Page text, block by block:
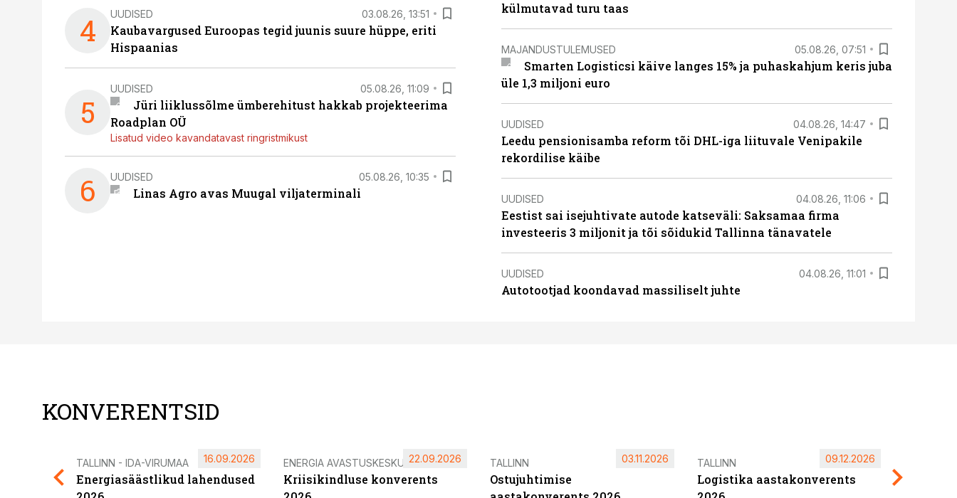
4 UUDISED 03.08.26, 13:51
Kaubavargused Euroopas tegid juunis suure hüppe, eriti
Hispaanias
5
UUDISED 05.08.26, 11:09
Jüri liiklussõlme ümberehitust hakkab projekteerima
Roadplan OÜ
Lisatud video kavandatavast ringristmikust
6 UUDISED 05.08.26, 10:35
Linas Agro avas Muugal viljaterminali
külmutavad turu taas
MAJANDUSTULEMUSED 05.08.26, 07:51
Smarten Logisticsi käive langes 15% ja puhaskahjum keris juba
üle 1,3 miljoni euro
UUDISED 04.08.26, 14:47
Leedu pensionisamba reform tõi DHL-iga liituvale Venipakile
rekordilise käibe
UUDISED 04.08.26, 11:06
Eestist sai isejuhtivate autode katseväli: Saksamaa firma
investeeris 3 miljonit ja tõi sõidukid Tallinna tänavatele
UUDISED 04.08.26, 11:01
Autotootjad koondavad massiliselt juhte
KONVERENTSID
TALLINN - IDA-VIRUMAA
Energiasäästlikud lahendused
16.09.2026 ENERGIA AVASTUSKESKUS
Kriisikindluse konverents
22.09.2026 TALLINN
Ostujuhtimise
03.11.2026 TALLINN
Logistika aastakonverents
09.12.2026